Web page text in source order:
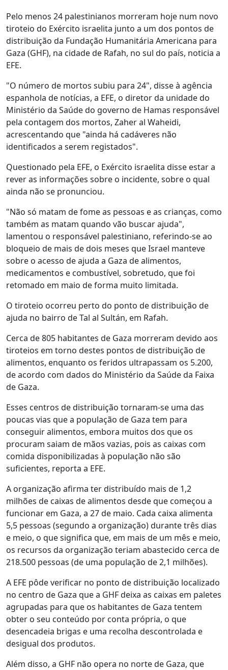
Pelo menos 24 palestinianos morreram hoje num novo
tiroteio do Exército israelita junto a um dos pontos de
distribuição da Fundação Humanitária Americana para
Gaza (GHF), na cidade de Rafah, no sul do país, noticia a
EFE.
"O número de mortos subiu para 24", disse à agência
espanhola de notícias, a EFE, o diretor da unidade do
Ministério da Saúde do governo de Hamas responsável
pela contagem dos mortos, Zaher al Waheidi,
acrescentando que "ainda há cadáveres não
identificados a serem registados".
Questionado pela EFE, o Exército israelita disse estar a
rever as informações sobre o incidente, sobre o qual
ainda não se pronunciou.
"Não só matam de fome as pessoas e as crianças, como
também as matam quando vão buscar ajuda",
lamentou o responsável palestiniano, referindo-se ao
bloqueio de mais de dois meses que Israel manteve
sobre o acesso de ajuda a Gaza de alimentos,
medicamentos e combustível, sobretudo, que foi
retomado em maio de forma muito limitada.
O tiroteio ocorreu perto do ponto de distribuição de
ajuda no bairro de Tal al Sultán, em Rafah.
Cerca de 805 habitantes de Gaza morreram devido aos
tiroteios em torno destes pontos de distribuição de
alimentos, enquanto os feridos ultrapassam os 5.200,
de acordo com dados do Ministério da Saúde da Faixa
de Gaza.
Esses centros de distribuição tornaram-se uma das
poucas vias que a população de Gaza tem para
conseguir alimentos, embora muitos dos que os
procuram saiam de mãos vazias, pois as caixas com
comida disponibilizadas à população não são
suficientes, reporta a EFE.
A organização afirma ter distribuído mais de 1,2
milhões de caixas de alimentos desde que começou a
funcionar em Gaza, a 27 de maio. Cada caixa alimenta
5,5 pessoas (segundo a organização) durante três dias
e meio, o que significa que, em mais de um mês e meio,
os recursos da organização teriam abastecido cerca de
218.500 pessoas (de uma população de 2,1 milhões).
A EFE pôde verificar no ponto de distribuição localizado
no centro de Gaza que a GHF deixa as caixas em paletes
agrupadas para que os habitantes de Gaza tentem
obter o seu conteúdo por conta própria, o que
desencadeia brigas e uma recolha descontrolada e
desigual dos produtos.
Além disso, a GHF não opera no norte de Gaza, que